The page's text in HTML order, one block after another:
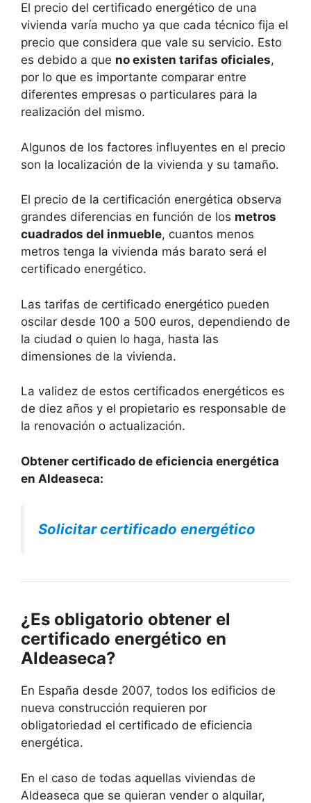
El precio del certificado energético de una
vivienda varía mucho ya que cada técnico fija el
precio que considera que vale su servicio. Esto
es debido a que no existen tarifas oficiales,
por lo que es importante comparar entre
diferentes empresas o particulares para la
realización del mismo.
Algunos de los factores influyentes en el precio
son la localización de la vivienda y su tamaño.
El precio de la certificación energética observa
grandes diferencias en función de los metros
cuadrados del inmueble, cuantos menos
metros tenga la vivienda más barato será el
certificado energético.
Las tarifas de certificado energético pueden
oscilar desde 100 a 500 euros, dependiendo de
la ciudad o quien lo haga, hasta las
dimensiones de la vivienda.
La validez de estos certificados energéticos es
de diez años y el propietario es responsable de
la renovación o actualización.
Obtener certificado de eficiencia energética
en Aldeaseca:
Solicitar certificado energético
¿Es obligatorio obtener el
certificado energético en
Aldeaseca?
En España desde 2007, todos los edificios de
nueva construcción requieren por
obligatoriedad el certificado de eficiencia
energética.
En el caso de todas aquellas viviendas de
Aldeaseca que se quieran vender o alquilar,